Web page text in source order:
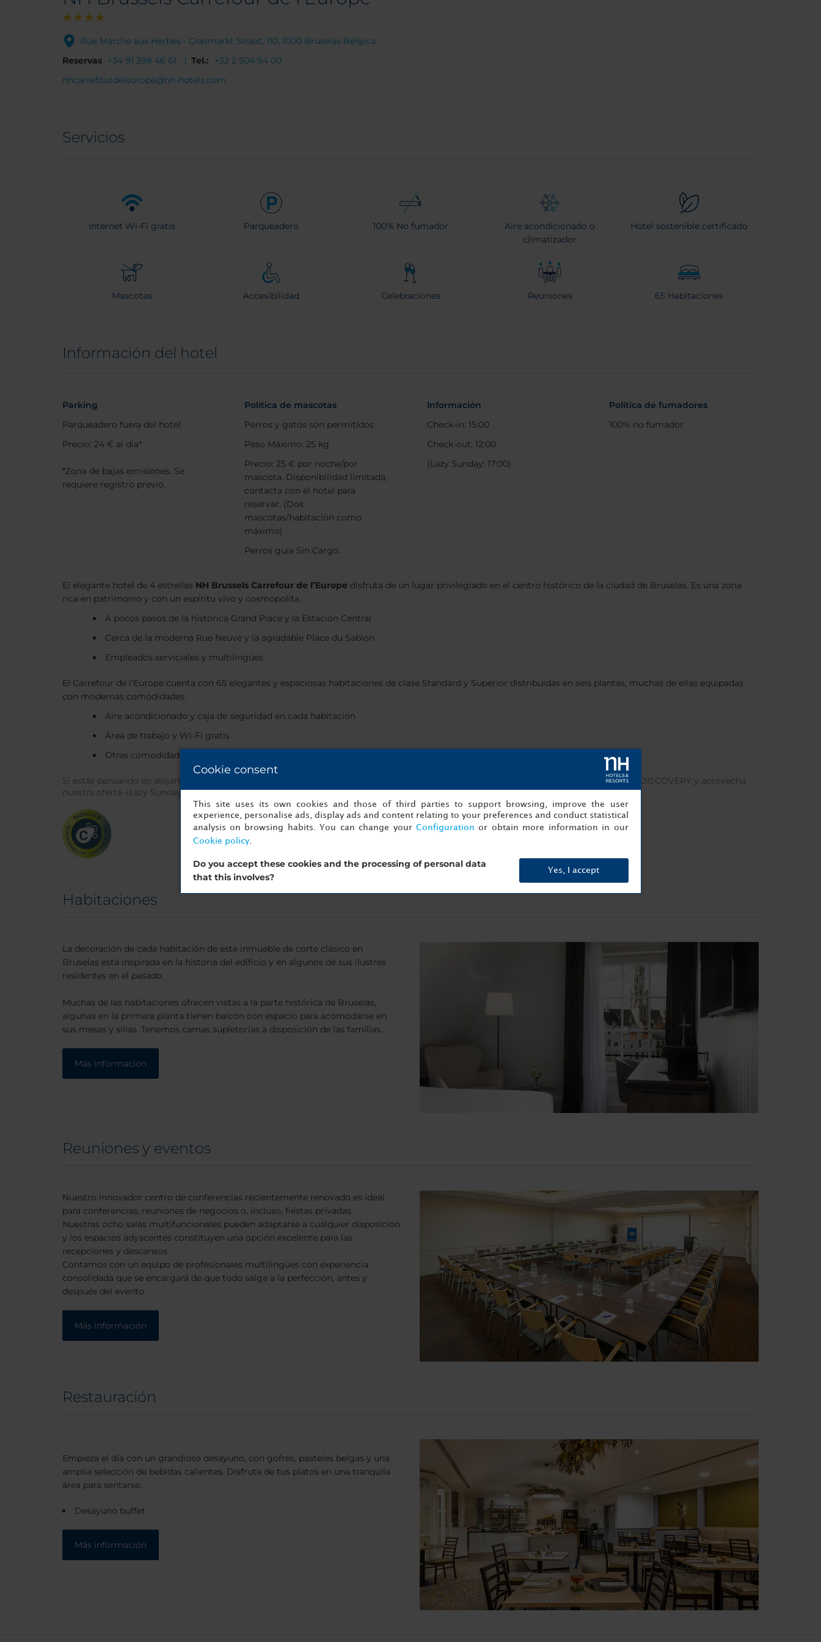
Rue Marche aux Herbes - Grasmarkt Straat, 110, 1000 Bruselas Bélgica
Reservas +34 91 398 46 61 Tel.:
+32 2 504 94 00
nhcarrefourdeleurope@nh-hotels.com
Servicios
Internet Wi-Fi gratis Parqueadero 100% No fumador
Aire acondicionado o
climatizador
Hotel sostenible certificado
Mascotas Accesibilidad Celebraciones Reuniones 65 Habitaciones
Información del hotel
Parking
Parqueadero fuera del hotel
Precio: 24 € al día*
*Zona de bajas emisiones. Se
requiere registro previo.
Política de mascotas
Perros y gatos son permitidos
Peso Máximo: 25 kg
Precio: 25 € por noche/por
mascota. Disponibilidad limitada,
contacta con el hotel para
reservar. (Dos
mascotas/habitación como
máximo)
Perros guía Sin Cargo.
Información
Check-in: 15:00
Check-out: 12:00
(Lazy Sunday: 17:00)
Política de fumadores
100% no fumador
El elegante hotel de 4 estrellas NH Brussels Carrefour de l’Europe disfruta de un lugar privilegiado en el centro histórico de la ciudad de Bruselas. Es una zona
rica en patrimonio y con un espíritu vivo y cosmopolita.
A pocos pasos de la histórica Grand Place y la Estación Central
Cerca de la moderna Rue Neuve y la agradable Place du Sablon
Empleados serviciales y multilingües
El Carrefour de l’Europe cuenta con 65 elegantes y espaciosas habitaciones de clase Standard y Superior distribuidas en seis plantas, muchas de ellas equipadas
con modernas comodidades.
Aire acondicionado y caja de seguridad en cada habitación
Área de trabajo y Wi-Fi gratis
Otras comodidades como té y café
Si estás pensando en alojarte en nuestro hotel durante el fin de semana, reserva directamente en
, regístrate en Minor DISCOVERY y aprovecha
nuestra oferta «Lazy Sundays», que incluye late check-out (antes de las 17:00) gratis.
Habitaciones
La decoración de cada habitación de este inmueble de corte clásico en
Bruselas está inspirada en la historia del edificio y en algunos de sus ilustres
residentes en el pasado.
Muchas de las habitaciones ofrecen vistas a la parte histórica de Bruselas,
algunas en la primera planta tienen balcón con espacio para acomodarse en
sus mesas y sillas. Tenemos camas supletorias a disposición de las familias.
Más información
Reuniones y eventos
Nuestro innovador centro de conferencias recientemente renovado es ideal
para conferencias, reuniones de negocios o, incluso, fiestas privadas.
Nuestras ocho salas multifuncionales pueden adaptarse a cualquier disposición
y los espacios adyacentes constituyen una opción excelente para las
recepciones y descansos.
Contamos con un equipo de profesionales multilingües con experiencia
consolidada que se encargará de que todo salga a la perfección, antes y
después del evento.
Más información
Restauración
Empieza el día con un grandioso desayuno, con gofres, pasteles belgas y una
amplia selección de bebidas calientes. Disfruta de tus platos en una tranquila
área para sentarse.
Desayuno buffet
Más información
Cookie consent
This site uses its own cookies and those of third parties to support browsing, improve the user
experience, personalise ads, display ads and content relating to your preferences and conduct statistical
analysis on browsing habits. You can change your Configuration or obtain more information in our
Cookie policy.
Do you accept these cookies and the processing of personal data
that this involves?
Yes, I accept